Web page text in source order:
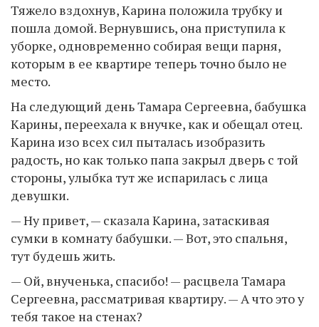
Тяжело вздохнув, Карина положила трубку и
пошла домой. Вернувшись, она приступила к
уборке, одновременно собирая вещи парня,
которым в ее квартире теперь точно было не
место.
На следующий день Тамара Сергеевна, бабушка
Карины, переехала к внучке, как и обещал отец.
Карина изо всех сил пыталась изобразить
радость, но как только папа закрыл дверь с той
стороны, улыбка тут же испарилась с лица
девушки.
— Ну привет, — сказала Карина, затаскивая
сумки в комнату бабушки. — Вот, это спальня,
тут будешь жить.
— Ой, внученька, спасибо! — расцвела Тамара
Сергеевна, рассматривая квартиру. — А что это у
тебя такое на стенах?